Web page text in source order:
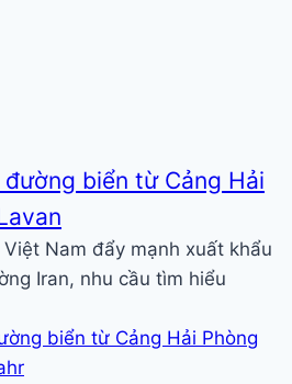
biển từ Cảng Hải
Nam đẩy mạnh xuất khẩu
Iran, nhu cầu tìm hiểu